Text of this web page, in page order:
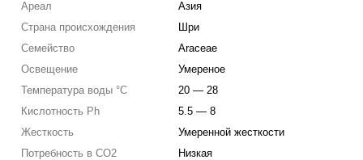
Ареал
Азия
Страна происхождения
Шри
Семейство
Araceae
Освещение
Умереное
Температура воды °C
20 — 28
Кислотность Ph
5.5 — 8
Жесткость
Умеренной жесткости
Потребность в CO2
Низкая